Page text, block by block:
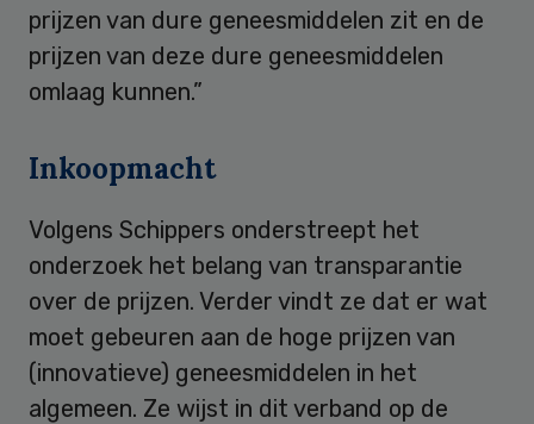
prijzen van dure geneesmiddelen zit en de
prijzen van deze dure geneesmiddelen
omlaag kunnen.”
Inkoopmacht
Volgens Schippers onderstreept het
onderzoek het belang van transparantie
over de prijzen. Verder vindt ze dat er wat
moet gebeuren aan de hoge prijzen van
(innovatieve) geneesmiddelen in het
algemeen. Ze wijst in dit verband op de